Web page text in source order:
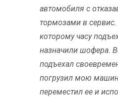
автомобиля с
тормозами в
которому часу
назначили шофера.
подъехал
погрузил мою
переместил ее и